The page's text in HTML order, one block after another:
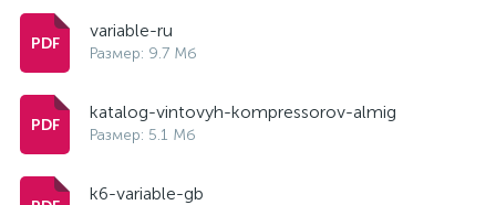
variable-ru
Размер: 9.7 Мб
katalog-vintovyh-kompressorov-almig
Размер: 5.1 Мб
k6-variable-gb